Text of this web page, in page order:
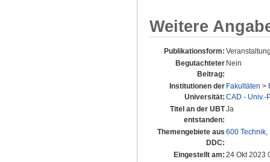
Weitere
Publikationsform:
Begutachteter
Beitrag:
Nein
Institutionen der
Universität:
Fakultäten >
CAD - Univ.-
Titel an der UBT
entstanden:
Ja
Themengebiete aus
DDC:
600
Eingestellt am: 24 Okt 2023